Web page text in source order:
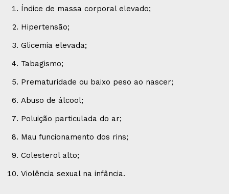
Índice de massa corporal elevado;
Hipertensão;
Glicemia elevada;
Tabagismo;
Prematuridade ou baixo peso ao nascer;
Abuso de álcool;
Poluição particulada do ar;
Mau funcionamento dos rins;
Colesterol alto;
Violência sexual na infância.